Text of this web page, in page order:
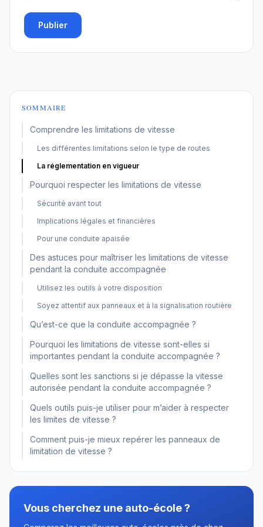
Publier
SOMMAIRE
Comprendre les limitations de vitesse
Les différentes limitations selon le type de routes
La réglementation en vigueur
Pourquoi respecter les limitations de vitesse
Sécurité avant tout
Implications légales et financières
Pour une conduite apaisée
Des astuces pour maîtriser les limitations de vitesse
pendant la conduite accompagnée
Utilisez les outils à votre disposition
Soyez attentif aux panneaux et à la signalisation routière
Qu’est-ce que la conduite accompagnée ?
Pourquoi les limitations de vitesse sont-elles si
importantes pendant la conduite accompagnée ?
Quelles sont les sanctions si je dépasse la vitesse
autorisée pendant la conduite accompagnée ?
Quels outils puis-je utiliser pour m’aider à respecter
les limites de vitesse ?
Comment puis-je mieux repérer les panneaux de
limitation de vitesse ?
Vous cherchez une auto-école ?